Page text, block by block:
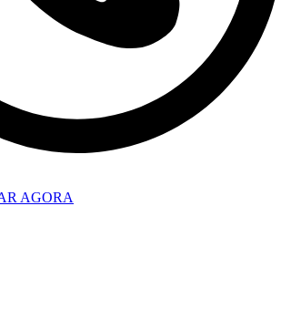
AGORA